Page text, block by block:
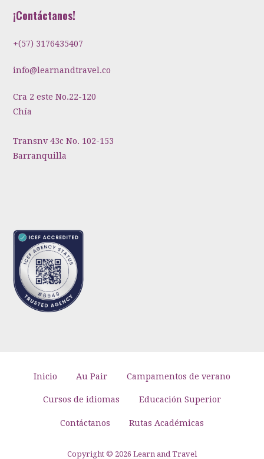
¡Contáctanos!
+(57) 3176435407
info@learnandtravel.co
Cra 2 este No.22-120
Chía
Transnv 43c No. 102-153
Barranquilla
Inicio Au Pair Campamentos de verano
Cursos de idiomas Educación Superior
Contáctanos Rutas Académicas
Copyright © 2026 Learn and Travel